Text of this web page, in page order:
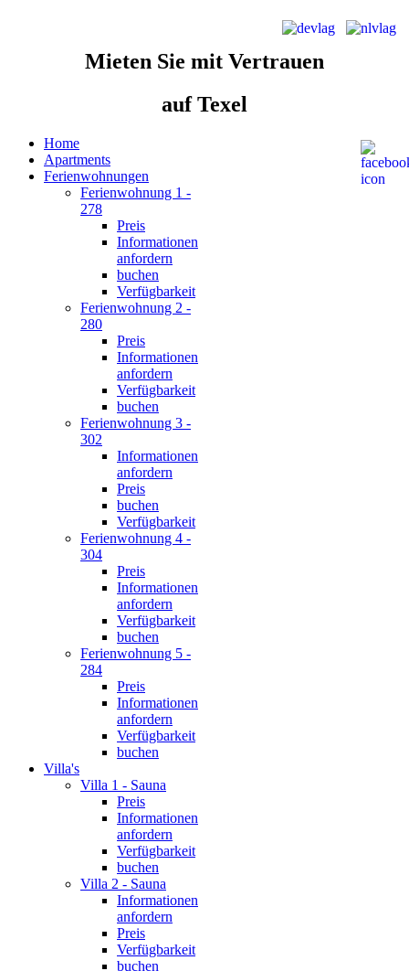
Mieten Sie mit Vertrauen
auf Texel
Home
Apartments
Ferienwohnungen
Ferienwohnung 1 -
278
Preis
Informationen
anfordern
buchen
Verfügbarkeit
Ferienwohnung 2 -
280
Preis
Informationen
anfordern
Verfügbarkeit
buchen
Ferienwohnung 3 -
302
Informationen
anfordern
Preis
buchen
Verfügbarkeit
Ferienwohnung 4 -
304
Preis
Informationen
anfordern
Verfügbarkeit
buchen
Ferienwohnung 5 -
284
Preis
Informationen
anfordern
Verfügbarkeit
buchen
Villa's
Villa 1 - Sauna
Preis
Informationen
anfordern
Verfügbarkeit
buchen
Villa 2 - Sauna
Informationen
anfordern
Preis
Verfügbarkeit
buchen